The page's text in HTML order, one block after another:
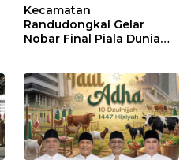
Kecamatan
Randudongkal Gelar
Nobar Final Piala Dunia